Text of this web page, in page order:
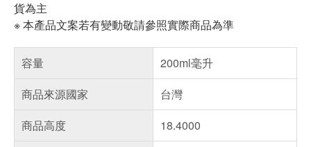
貨為主
※ 本產品文案若有變動敬請參照實際商品為準
容量
200ml毫升
商品來源國家
台灣
商品高度
18.4000